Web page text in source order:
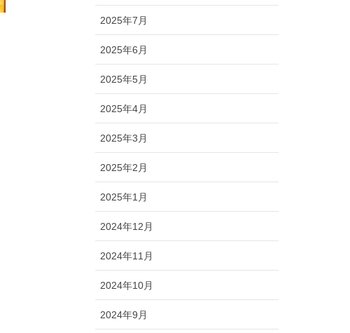
2025年7月
2025年6月
2025年5月
2025年4月
2025年3月
2025年2月
2025年1月
2024年12月
2024年11月
2024年10月
2024年9月